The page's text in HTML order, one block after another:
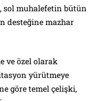
sol muhalefetin bütün
desteğine mazhar
ve özel olarak
yürütmeye
göre temel çelişki,